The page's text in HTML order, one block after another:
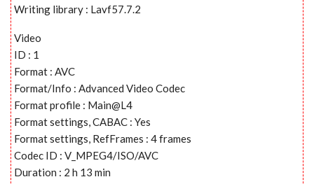
Writing library : Lavf57.7.2
Video
ID : 1
Format : AVC
Format/Info : Advanced Video Codec
Format profile : Main@L4
Format settings, CABAC : Yes
Format settings, RefFrames : 4 frames
Codec ID : V_MPEG4/ISO/AVC
Duration : 2 h 13 min